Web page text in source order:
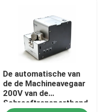
Honden
De automatische van
de de Machineavegaar
200V van de
Schroeftransportband